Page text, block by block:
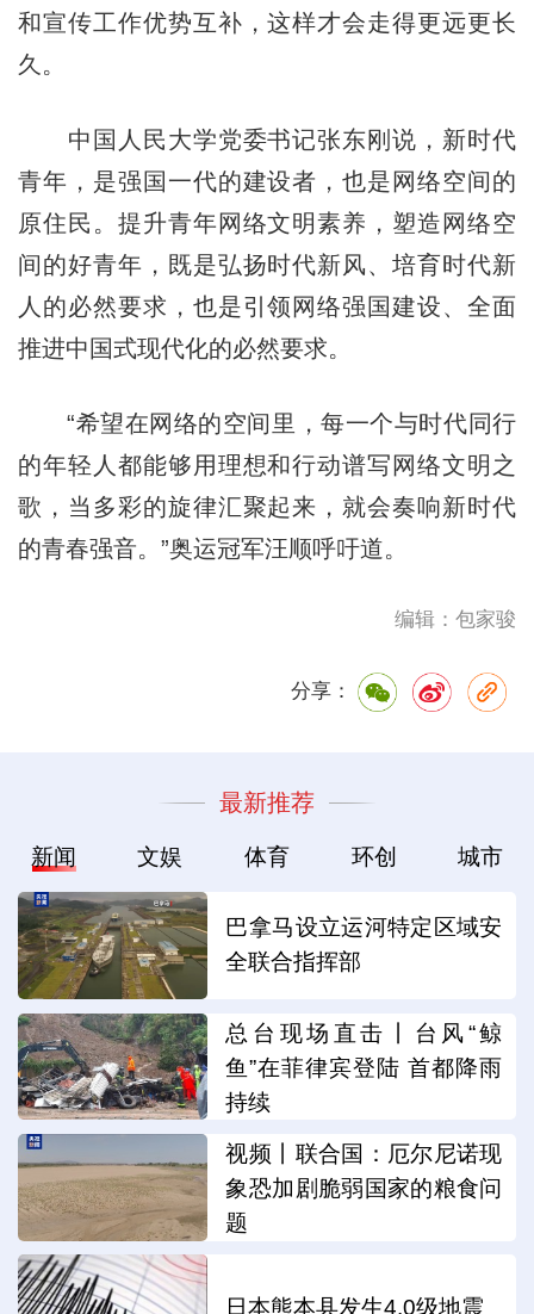
和宣传工作优势互补，这样才会走得更远更长
久。
中国人民大学党委书记张东刚说，新时代
青年，是强国一代的建设者，也是网络空间的
原住民。提升青年网络文明素养，塑造网络空
间的好青年，既是弘扬时代新风、培育时代新
人的必然要求，也是引领网络强国建设、全面
推进中国式现代化的必然要求。
“希望在网络的空间里，每一个与时代同行
的年轻人都能够用理想和行动谱写网络文明之
歌，当多彩的旋律汇聚起来，就会奏响新时代
的青春强音。”奥运冠军汪顺呼吁道。
编辑：包家骏
分享：
最新推荐
新闻 文娱 体育 环创 城市
巴拿马设立运河特定区域安
全联合指挥部
总台现场直击丨台风“鲸
鱼”在菲律宾登陆 首都降雨
持续
视频丨联合国：厄尔尼诺现
象恐加剧脆弱国家的粮食问
题
日本熊本县发生4.0级地震